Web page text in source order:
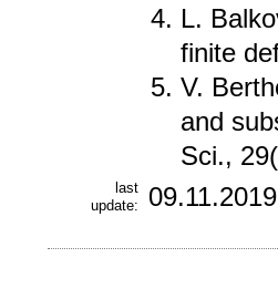
L.
finite
V.
and
Sci.,
last
update: